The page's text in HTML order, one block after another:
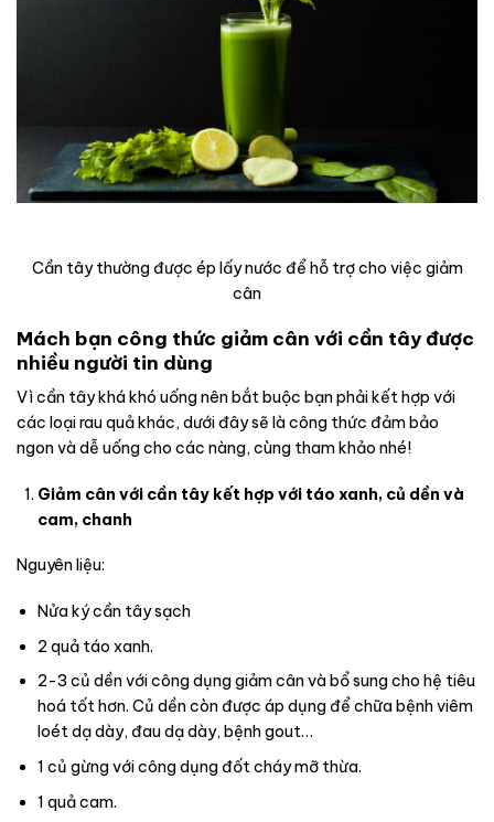
Cần tây thường được ép lấy nước để hỗ trợ cho việc giảm
cân
Mách bạn công thức giảm cân với cần tây được
nhiều người tin dùng
Vì cần tây khá khó uống nên bắt buộc bạn phải kết hợp với
các loại rau quả khác, dưới đây sẽ là công thức đảm bảo
ngon và dễ uống cho các nàng, cùng tham khảo nhé!
Giảm cân với cần tây kết hợp với táo xanh, củ dền và
cam, chanh
Nguyên liệu:
Nửa ký cần tây sạch
2 quả táo xanh.
2-3 củ dền với công dụng giảm cân và bổ sung cho hệ tiêu
hoá tốt hơn. Củ dền còn được áp dụng để chữa bệnh viêm
loét dạ dày, đau dạ dày, bệnh gout…
1 củ gừng với công dụng đốt cháy mỡ thừa.
1 quả cam.